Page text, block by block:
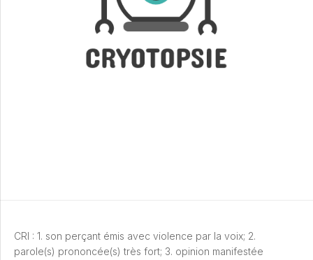
CRI : 1. son perçant émis avec violence par la voix; 2.
parole(s) prononcée(s) très fort; 3. opinion manifestée